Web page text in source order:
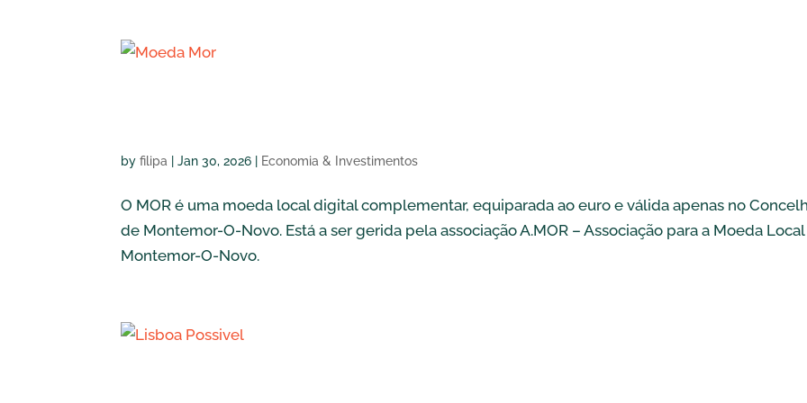
byfilipa |Jan 30, 2026 Economia & Investimentos
O MOR é uma moeda local digital complementar, equiparada ao euro e válida apenas no
de Montemor-O-Novo. Está a ser gerida pela associação A.MOR – Associação para a Moeda
Montemor-O-Novo.